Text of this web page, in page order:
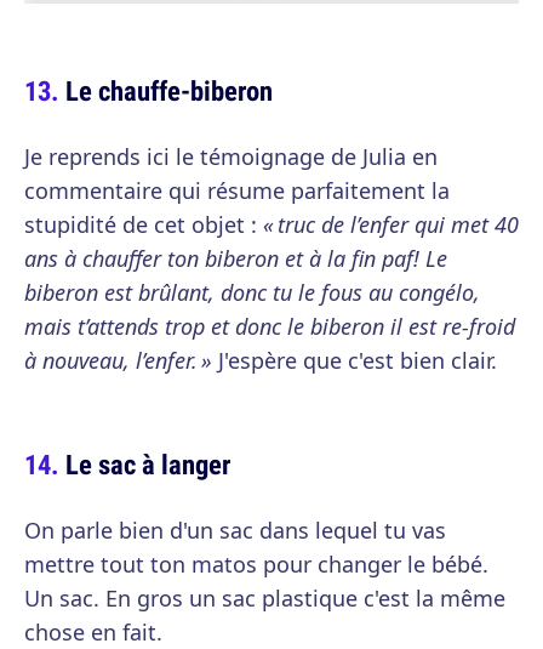
Le chauffe-biberon
Je reprends ici le témoignage de Julia en
commentaire qui résume parfaitement la
stupidité de cet objet : « truc de l’enfer qui met 40
ans à chauffer ton biberon et à la fin paf! Le
biberon est brûlant, donc tu le fous au congélo,
mais t’attends trop et donc le biberon il est re-froid
à nouveau, l’enfer. » J'espère que c'est bien clair.
Le sac à langer
On parle bien d'un sac dans lequel tu vas
mettre tout ton matos pour changer le bébé.
Un sac. En gros un sac plastique c'est la même
chose en fait.